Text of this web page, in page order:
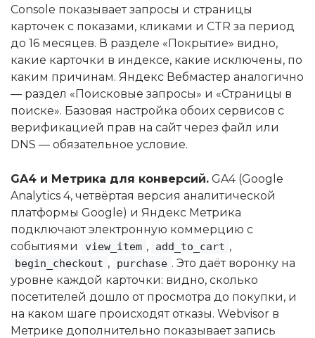
Console показывает запросы и страницы
карточек с показами, кликами и CTR за период
до 16 месяцев. В разделе «Покрытие» видно,
какие карточки в индексе, какие исключены, по
каким причинам. Яндекс Вебмастер аналогично
— раздел «Поисковые запросы» и «Страницы в
поиске». Базовая настройка обоих сервисов с
верификацией прав на сайт через файл или
DNS — обязательное условие.
GA4 и Метрика для конверсий. GA4 (Google
Analytics 4, четвёртая версия аналитической
платформы Google) и Яндекс Метрика
подключают электронную коммерцию с
событиями
view_item , add_to_cart ,
begin_checkout , purchase . Это даёт воронку на
уровне каждой карточки: видно, сколько
посетителей дошло от просмотра до покупки, и
на каком шаге происходят отказы. Webvisor в
Метрике дополнительно показывает запись